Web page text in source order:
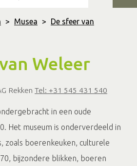
> Musea >
De sfeer van
Weleer
Rekken Tel: +31 545 431 540
in een oude
Het museum is onderverdeeld in
zoals boerenkeuken, culturele
bijzondere blikken, boeren